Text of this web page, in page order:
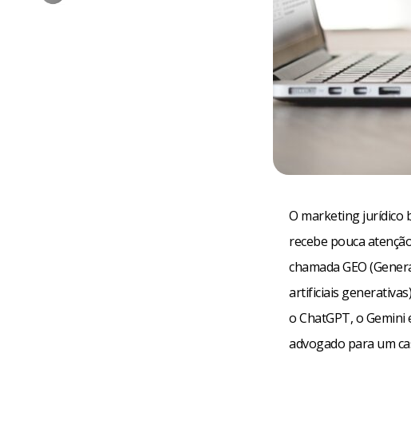
O marketing jurídico
recebe pouca
chamada GEO
artificiais
o ChatGPT, o
advogado para um